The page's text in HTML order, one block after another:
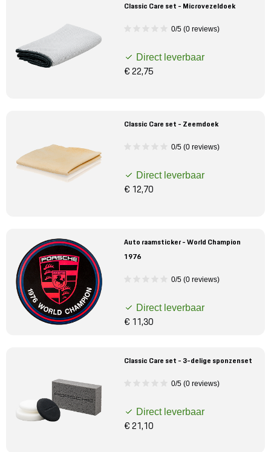
Classic Care set - Microvezeldoek
0/5 (0 reviews)
Direct leverbaar
€ 22,75
Classic Care set - Zeemdoek
0/5 (0 reviews)
Direct leverbaar
€ 12,70
Auto raamsticker - World Champion
1976
0/5 (0 reviews)
Direct leverbaar
€ 11,30
Classic Care set - 3-delige sponzenset
0/5 (0 reviews)
Direct leverbaar
€ 21,10